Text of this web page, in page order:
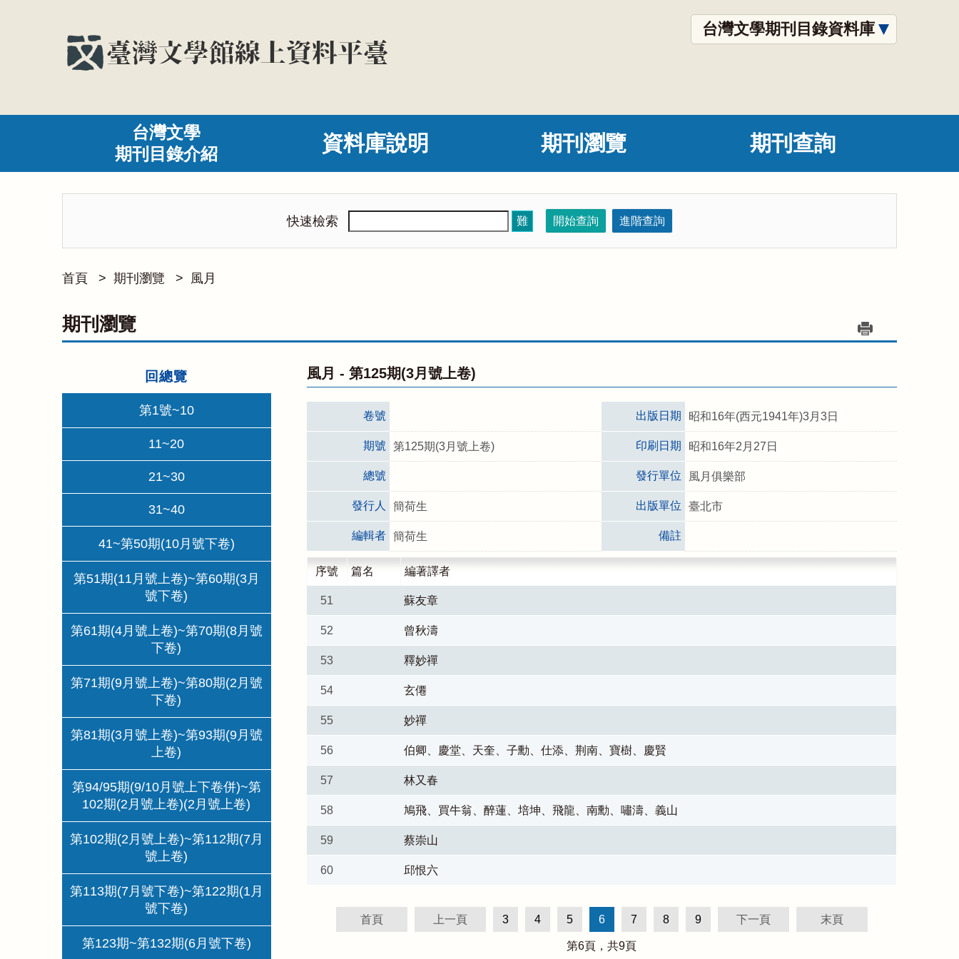
台灣文學期刊目錄資料庫
台灣文學
期刊目錄介紹
資料庫說明 期刊瀏覽 期刊查詢
快速檢索 難 開始查詢 進階查詢
首頁 > 期刊瀏覽 > 風月
期刊瀏覽
回總覽
第1號~10
11~20
21~30
31~40
41~第50期(10月號下卷)
第51期(11月號上卷)~第60期(3月
號下卷)
第61期(4月號上卷)~第70期(8月號
下卷)
第71期(9月號上卷)~第80期(2月號
下卷)
第81期(3月號上卷)~第93期(9月號
上卷)
第94/95期(9/10月號上下卷併)~第
102期(2月號上卷)(2月號上卷)
第102期(2月號上卷)~第112期(7月
號上卷)
第113期(7月號下卷)~第122期(1月
號下卷)
第123期~第132期(6月號下卷)
風月 - 第125期(3月號上卷)
卷號 出版日期 昭和16年(西元1941年)3月3日
期號 第125期(3月號上卷) 印刷日期 昭和16年2月27日
總號 發行單位 風月俱樂部
發行人 簡荷生 出版單位 臺北市
編輯者 簡荷生 備註
序號 篇名 編著譯者
51 蘇友章
52 曾秋濤
53 釋妙禪
54 玄僊
55 妙禪
56 伯卿、慶堂、天奎、子勳、仕添、荆南、寶樹、慶賢
57 林又春
58 鳩飛、買牛翁、醉蓮、培坤、飛龍、南勳、嘯濤、義山
59 蔡崇山
60 邱恨六
首頁 上一頁 3 4 5 6 7 8 9 下一頁 末頁
第6頁，共9頁